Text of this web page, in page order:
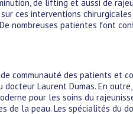
de lifting et aussi de
ces interventions
nombreuses patientes font
communauté des patients et
Laurent Dumas. En
pour les soins du
de la peau. Les spécialités du